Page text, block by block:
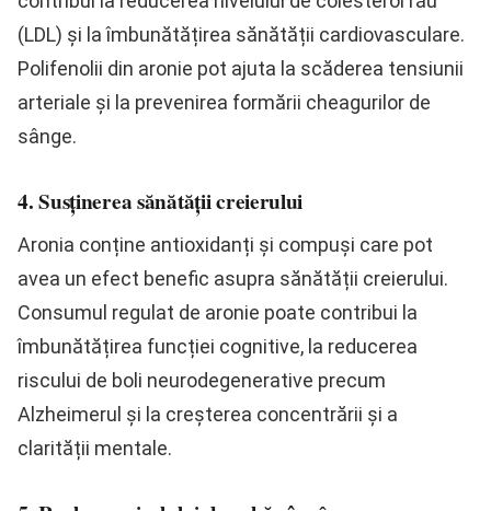
(LDL) și la îmbunătățirea sănătății cardiovasculare.
Polifenolii din aronie pot ajuta la scăderea tensiunii
arteriale și la prevenirea formării cheagurilor de
sânge.
4. Susținerea sănătății creierului
Aronia conține antioxidanți și compuși care pot
avea un efect benefic asupra sănătății creierului.
Consumul regulat de aronie poate contribui la
îmbunătățirea funcției cognitive, la reducerea
riscului de boli neurodegenerative precum
Alzheimerul și la creșterea concentrării și a
clarității mentale.